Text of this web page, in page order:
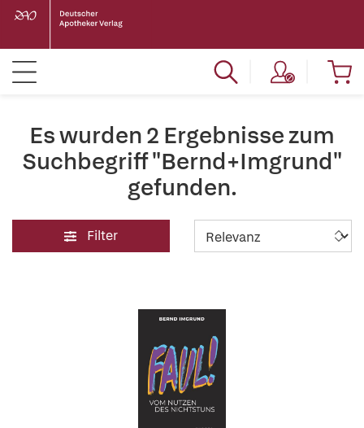
Es wurden 2 Ergebnisse zum
Suchbegriff "Bernd+Imgrund"
gefunden.
Filter